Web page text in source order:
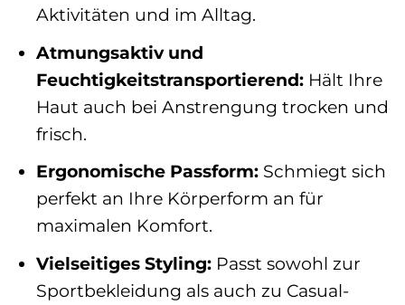
Aktivitäten und im Alltag.
Atmungsaktiv und
Feuchtigkeitstransportierend:Hält Ihre
Haut auch bei Anstrengung trocken und
frisch.
Ergonomische Passform:Schmiegt sich
perfekt an Ihre Körperform an für
maximalen Komfort.
Vielseitiges Styling:Passt sowohl zur
Sportbekleidung als auch zu Casual-